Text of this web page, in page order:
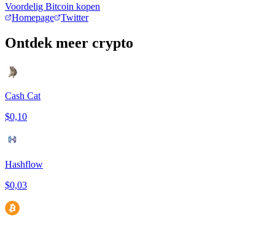
Voordelig Bitcoin kopen
Homepage
Twitter
Ontdek meer crypto
Cash Cat
$0,10
Hashflow
$0,03